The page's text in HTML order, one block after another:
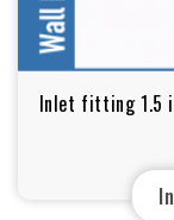
Inlet fitting 1.5